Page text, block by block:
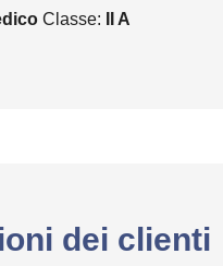
Classe: II A
dei clienti